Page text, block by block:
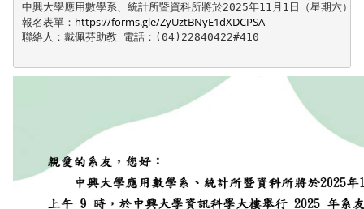
中興大學應用數學系、統計所暨資科所將於2025年11月1日（星期六
報名表單： https://forms.gle/ZyUztBNyE1dXDCPSA
聯絡人：戴佩芬助教 電話：(04)22840422#410